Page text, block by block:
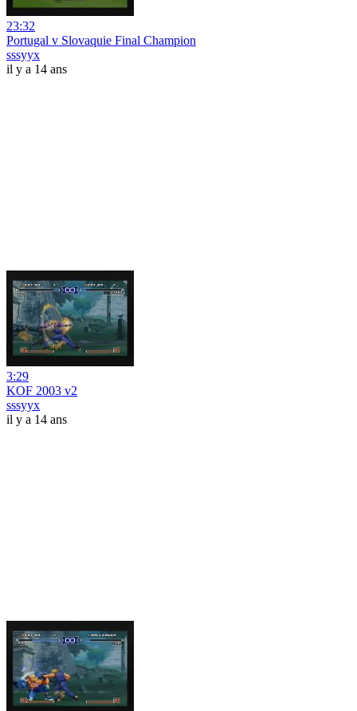
23:32
Portugal v Slovaquie Final Champion
sssyyx
il y a 14 ans
3:29
KOF 2003 v2
sssyyx
il y a 14 ans